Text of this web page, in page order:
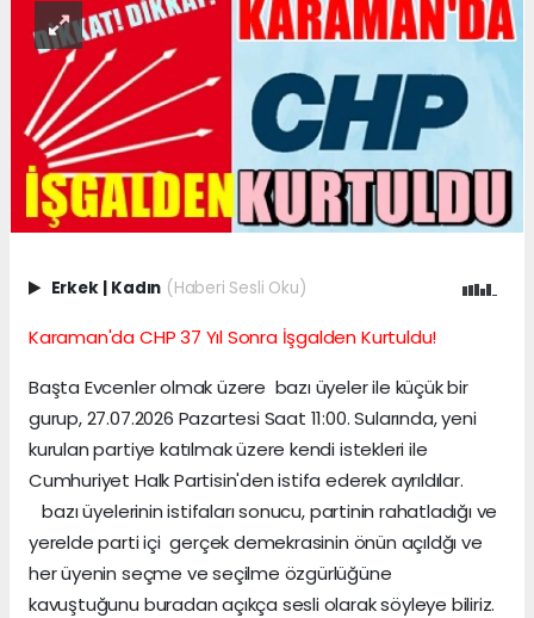
Erkek | Kadın (Haberi Sesli Oku)
Karaman'da CHP 37 Yıl Sonra İşgalden Kurtuldu!
Başta Evcenler olmak üzere bazı üyeler ile küçük bir
gurup, 27.07.2026 Pazartesi Saat 11:00. Sularında, yeni
kurulan partiye katılmak üzere kendi istekleri ile
Cumhuriyet Halk Partisin'den istifa ederek ayrıldılar.
bazı üyelerinin istifaları sonucu, partinin rahatladığı ve
yerelde parti içi gerçek demekrasinin önün açıldğı ve
her üyenin seçme ve seçilme özgürlüğüne
kavuştuğunu buradan açıkça sesli olarak söyleye biliriz.